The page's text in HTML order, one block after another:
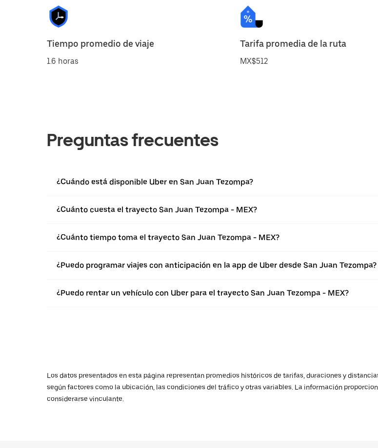
Tiempo promedio de viaje
1.6 horas
Tarifa promedia de la ruta
MX$512
Preguntas frecuentes
¿Cuándo está disponible Uber en San Juan Tezompa?
¿Cuánto cuesta el trayecto San Juan Tezompa - MEX?
¿Cuánto tiempo toma el trayecto San Juan Tezompa - MEX?
¿Puedo programar viajes con anticipación en la app de Uber desde San Juan Tezompa?
¿Puedo rentar un vehículo con Uber para el trayecto San Juan Tezompa - MEX?
Los datos presentados en esta página representan promedios históricos de tarifas, duraciones y
según factores como la ubicación, las condiciones del tráfico y otras variables. La información
considerarse vinculante.